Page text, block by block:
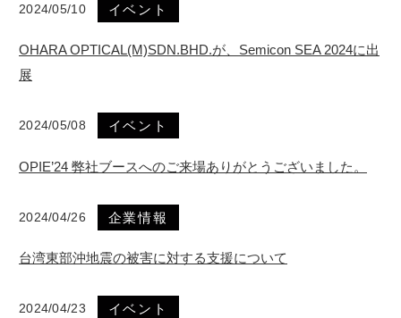
2024/05/10 イベント
OHARA OPTICAL(M)SDN.BHD.が、Semicon SEA 2024に出
展
2024/05/08 イベント
OPIE’24 弊社ブースへのご来場ありがとうございました。
2024/04/26 企業情報
台湾東部沖地震の被害に対する支援について
2024/04/23 イベント